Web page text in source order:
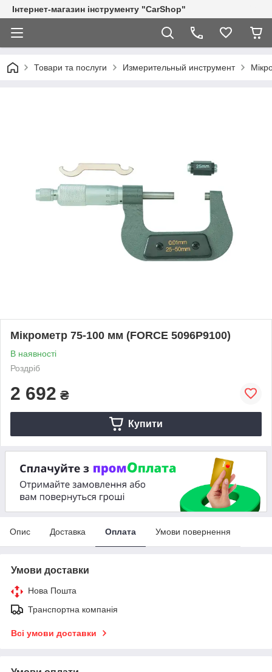
Інтернет-магазин інструменту "CarShop"
Товари та послуги Измерительный инструмент
Мікрометр 75-100 мм (FORCE 5096P9100)
В наявності
Роздріб
2 692 ₴
Купити
Опис Доставка Оплата Умови повернення
Умови доставки
Нова Пошта
Транспортна компанія
Всі умови доставки